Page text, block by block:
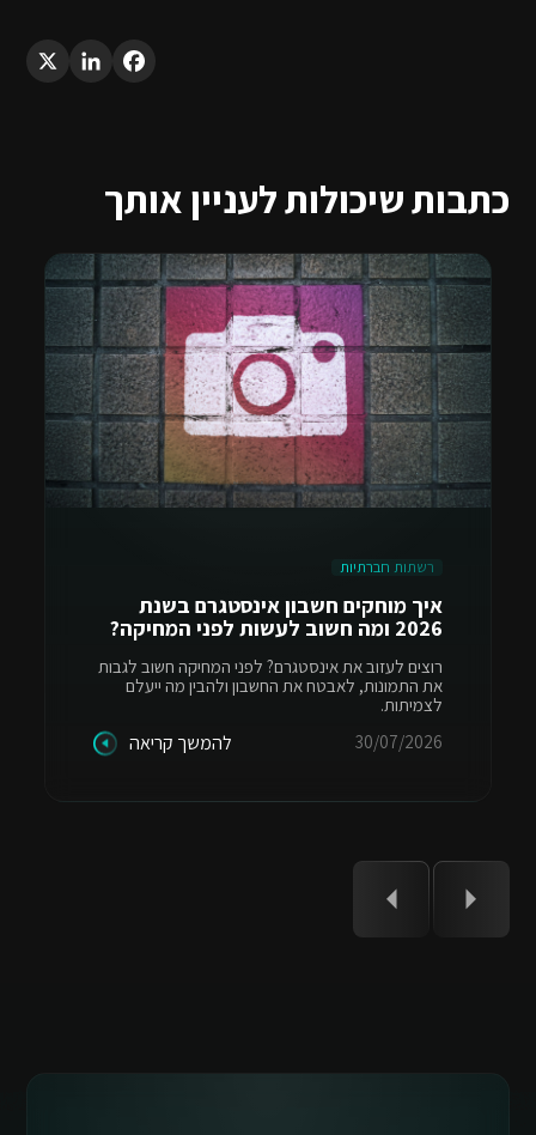
Facebook
LinkedIn
X
כתבות שיכולות לעניין אותך
רשתות חברתיות
איך מוחקים חשבון אינסטגרם בשנת
2026 ומה חשוב לעשות לפני המחיקה?
רוצים לעזוב את אינסטגרם? לפני המחיקה חשוב לגבות
את התמונות, לאבטח את החשבון ולהבין מה ייעלם
לצמיתות.
30/07/2026
להמשך קריאה